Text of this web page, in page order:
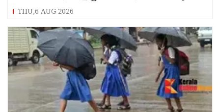
പ്രവർത്തകനുമായ ബി എ അലി മൊഗ്രാൽ
നിര്യാതനായി
THU,6 AUG 2026